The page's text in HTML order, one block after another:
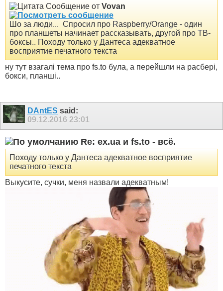
Сообщение от Vovan
Шо за люди... Спросил про Raspberry/Orange - один
про планшеты начинает рассказывать, другой про ТВ-
боксы.. Походу только у Дантеса адекватное
восприятие печатного текста
ну тут взагалі тема про fs.to була, а перейшли на расбері,
бокси, планші..
DAntES said:
09.12.2016 23:01
Re: ex.ua и fs.to - всё.
Походу только у Дантеса адекватное восприятие
печатного текста
Выкусите, сучки, меня назвали адекватным!